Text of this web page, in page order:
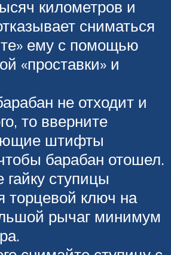
километров и
сниматься
ему с помощью
«проставки» и
не отходит и
то вверните
штифты
барабан отошел.
ступицы
торцевой ключ на
рычаг минимум